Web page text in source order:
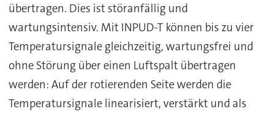
übertragen. Dies ist störanfällig und
wartungsintensiv. Mit INPUD-T können bis zu vier
Temperatursignale gleichzeitig, wartungsfrei und
ohne Störung über einen Luftspalt übertragen
werden: Auf der rotierenden Seite werden die
Temperatursignale linearisiert, verstärkt und als